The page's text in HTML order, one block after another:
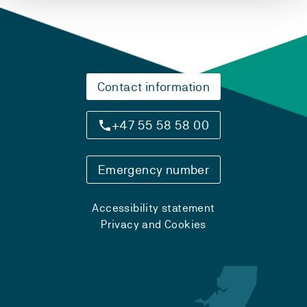
Contact information
+47 55 58 58 00
Emergency number
Accessibility statement
Privacy and Cookies